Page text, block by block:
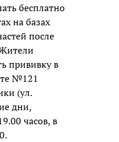
бесплатно
на базах
после
прививку в
№121
(ул.
дни,
часов, в